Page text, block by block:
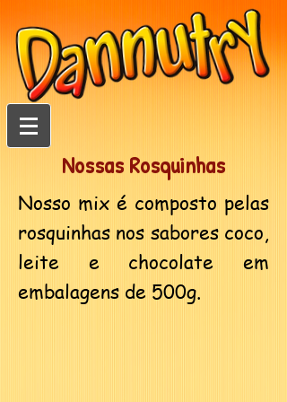
Nossas Rosquinhas
Nosso mix é composto pelas
rosquinhas nos sabores coco,
leite e chocolate em
embalagens de 500g.